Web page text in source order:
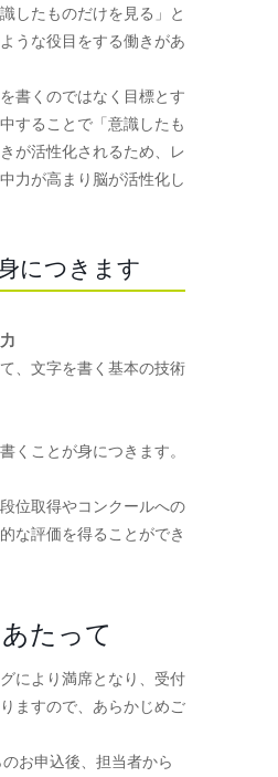
したものだけを見る」と
うな役目をする働きがあ
書くのではなく目標とす
することで「意識したも
が活性化されるため、レ
力が高まり脳が活性化し
につきます
、文字を書く基本の技術
くことが身につきます。
位取得やコンクールへの
な評価を得ることができ
たって
により満席となり、受付
ますので、あらかじめご
お申込後、担当者から